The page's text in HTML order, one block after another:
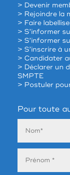
> Devenir
> Rejoindre la
> Faire
> S’informer
> S’informer
> S’inscrire à
> Candidater
> Déclarer un
SMPTE
> Postuler
Pour toute